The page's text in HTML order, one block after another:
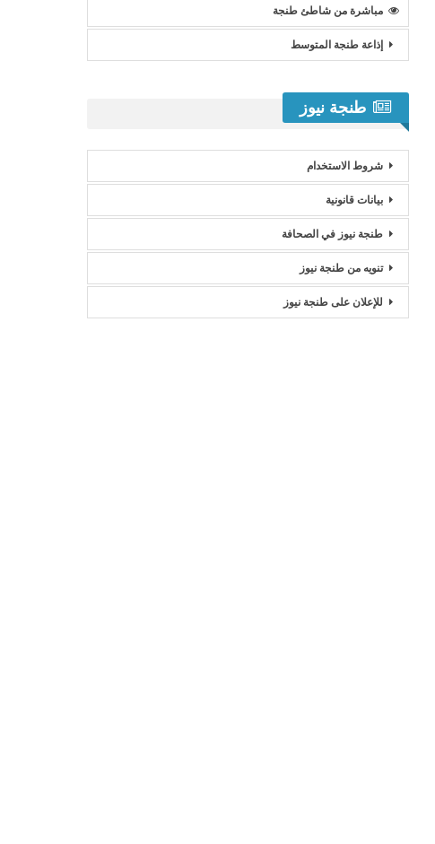
مباشرة من شاطئ طنجة
إذاعة طنجة المتوسط
طنجة نيوز
شروط الاستخدام
بيانات قانونية
طنجة نيوز في الصحافة
تنويه من طنجة نيوز
للإعلان على طنجة نيوز